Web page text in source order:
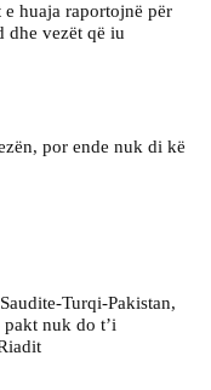
e huaja raportojnë për
dhe vezët që iu
por ende nuk di kë
Turqi-Pakistan,
nuk do t’i